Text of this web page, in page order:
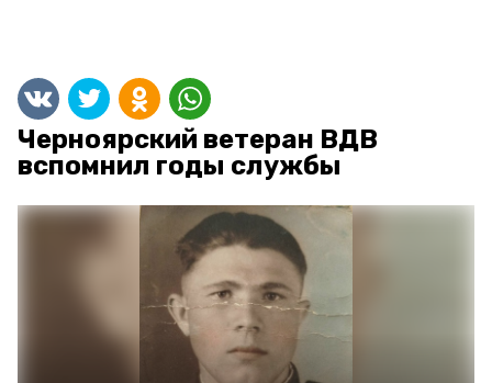
Черноярский ветеран ВДВ
вспомнил годы службы